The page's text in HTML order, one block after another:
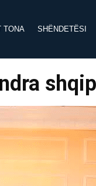
TONA SHËNDETËSI